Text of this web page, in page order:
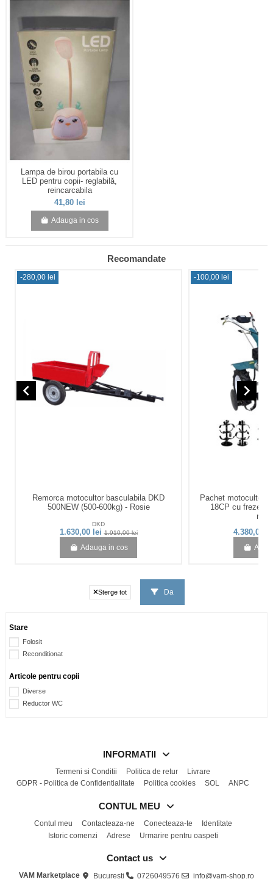
Lampa de birou portabila cu
LED pentru copii- reglabilă,
reincarcabila
41,80 lei
Adauga in cos
Recomandate
-280,00 lei
Remorca motocultor basculabila DKD
500NEW (500-600kg) - Rosie
DKD
1.630,00 lei1.910,00 lei
Adauga in cos
-100,00 lei
Pachet motocultor
18CP cu freze,
4.380,00
navigate_before navigate_next
Sterge tot Da
Stare
Folosit
Reconditionat
Articole pentru copii
Diverse
Reductor WC
INFORMATII
Termeni si Conditii Politica de retur
Livrare
GDPR - Politica de Confidentialitate
Politica cookies SOL ANPC
CONTUL MEU
Contul meu Contacteaza-ne Conecteaza-te
Identitate
Istoric comenzi
Adrese Urmarire pentru oaspeti
Contact us
VAM Marketplace Bucuresti 0726049576 info@vam-shop.ro